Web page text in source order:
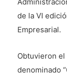
de la VI
Empresarial.
Obtuvieron
denominado